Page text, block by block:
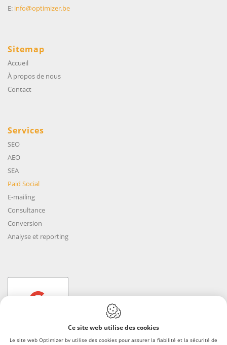
E: info@optimizer.be
Sitemap
Accueil
À propos de nous
Contact
Services
SEO
AEO
SEA
Paid Social
E-mailing
Consultance
Conversion
Analyse et reporting
Ce site web utilise des cookies
Le site web Optimizer bv utilise des cookies pour assurer la fiabilité et la sécurité de